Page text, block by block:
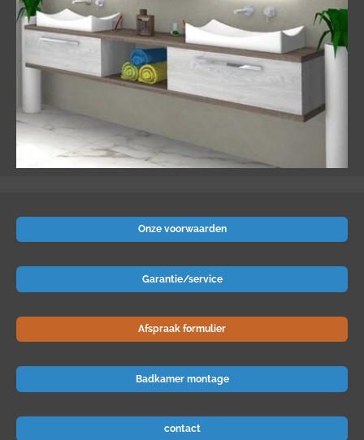
Onze voorwaarden
Garantie/service
Afspraak formulier
Badkamer montage
contact